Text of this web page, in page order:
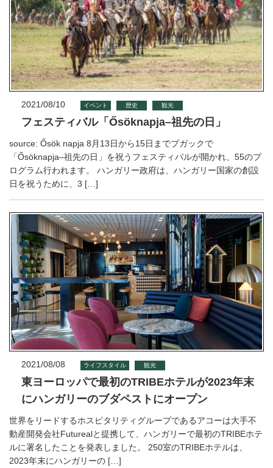
2021/08/10 イベント 歴史 観光
フェスティバル「Ősöknapja–祖先の日」
source: Ősök napja 8月13日から15日までブガックで
「Ősöknapja–祖先の日」を祝うフェスティバルが開かれ、55のプ
ログラム行われます。 ハンガリー政府は、ハンガリー国家の創設
日を祝うために、3 […]
2021/08/08 ライフスタイル 観光
東ヨーロッパで最初のTRIBEホテルが2023年末
にハンガリーのブダペストにオープン
世界をリードするホスピタリティグループであるアコーは大手不
動産開発会社Futurealと提携して、ハンガリーで最初のTRIBEホテ
ルに署名したことを発表しました。 250室のTRIBEホテルは、
2023年末にハンガリーの […]